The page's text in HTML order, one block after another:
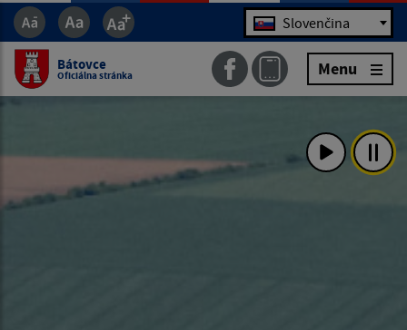
Jazyk Slovenčina
Bátovce
Oficiálna stránka Menu